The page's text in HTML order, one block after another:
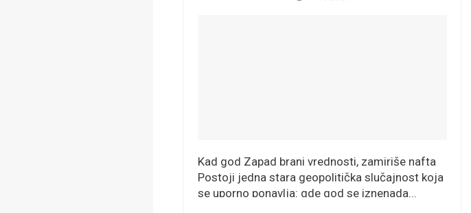
Kad god Zapad brani vrednosti, zamiriše nafta
Postoji jedna stara geopolitička slučajnost koja
se uporno ponavlja: gde god se iznenada...